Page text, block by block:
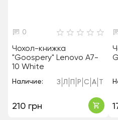
0
Чохол-книжка
"Goospery" Lenovo A7-
10 White
Наличие: З Л Р С А
210 грн